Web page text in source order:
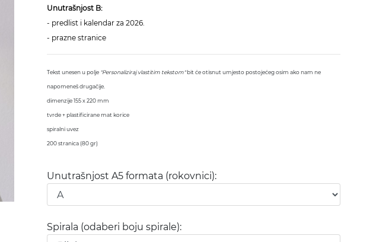
Unutrašnjost B:
- predlist i kalendar za 2026.
- prazne stranice
Tekst unesen u polje "Personaliziraj vlastitim tekstom"bit će otisnut umjesto postojećeg osim ako nam ne
napomeneš drugačije.
dimenzije 155 x 220 mm
tvrde + plastificirane mat korice
spiralni uvez
200 stranica (80 gr)
Unutrašnjost A5 formata (rokovnici):
Spirala (odaberi boju spirale):